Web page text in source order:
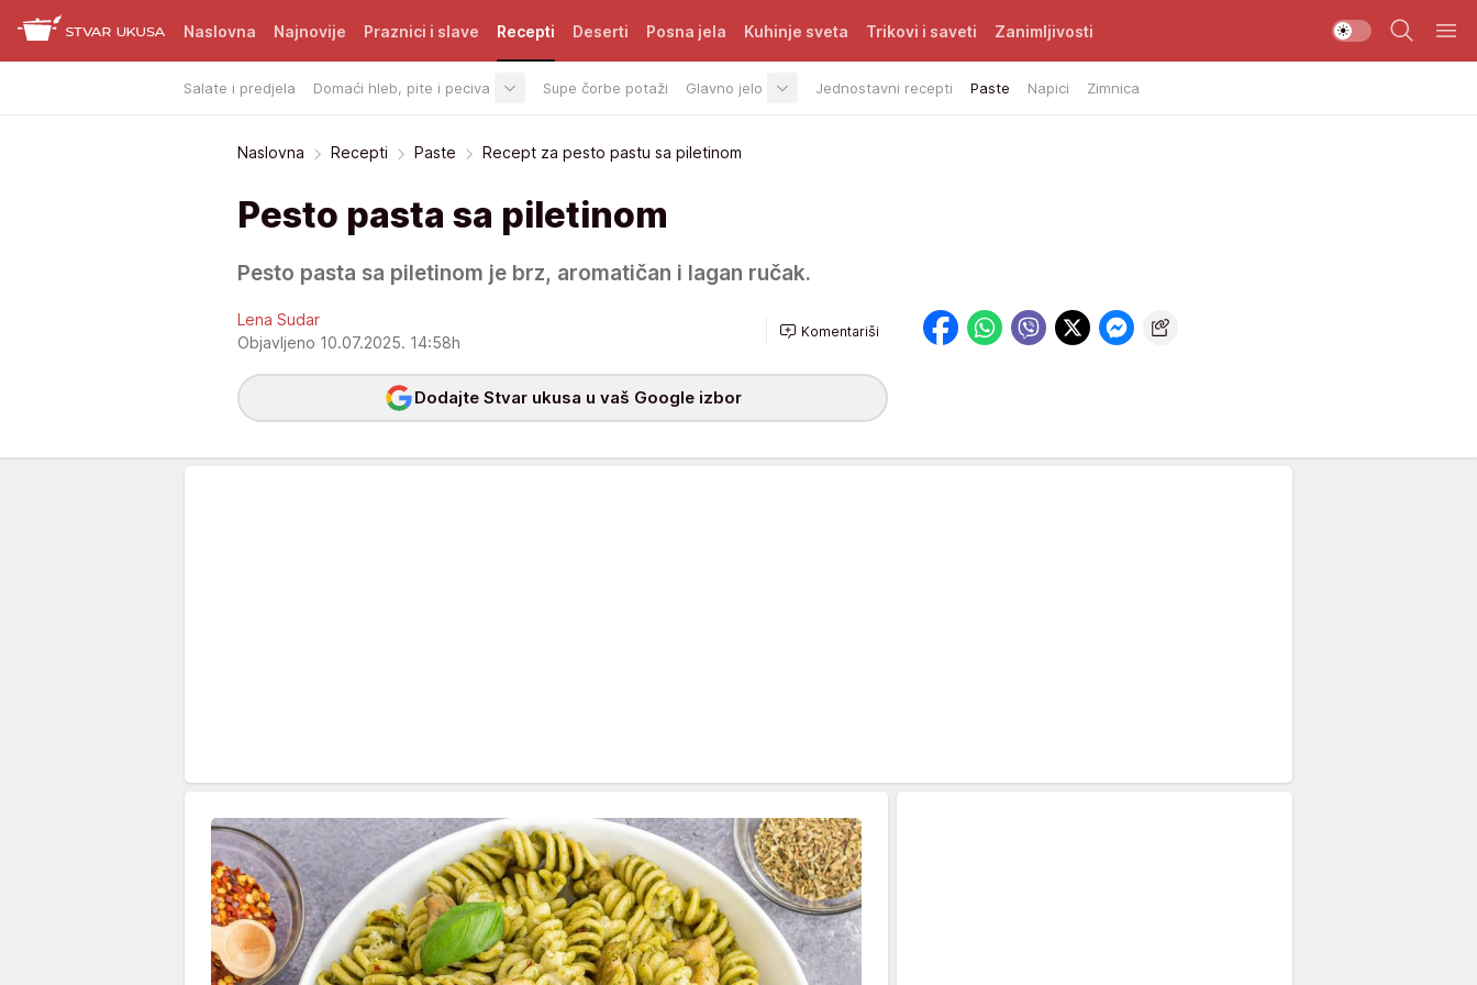
Naslovna Najnovije Praznici i slave Recepti
Salate i predjela Domaći hleb, pite i peciva Supe čorbe potaži Glavno jelo Jednostavni recepti Paste Napici Zimnica
Deserti Posna jela Kuhinje sveta Trikovi i saveti Zanimljivosti
Naslovna Recepti Paste Recept za pesto pastu sa piletinom
Pesto pasta sa piletinom
Pesto pasta sa piletinom je brz, aromatičan i lagan ručak.
Lena Sudar
Objavljeno 10.07.2025. 14:58h
Komentariši
Dodajte Stvar ukusa u vaš Google izbor